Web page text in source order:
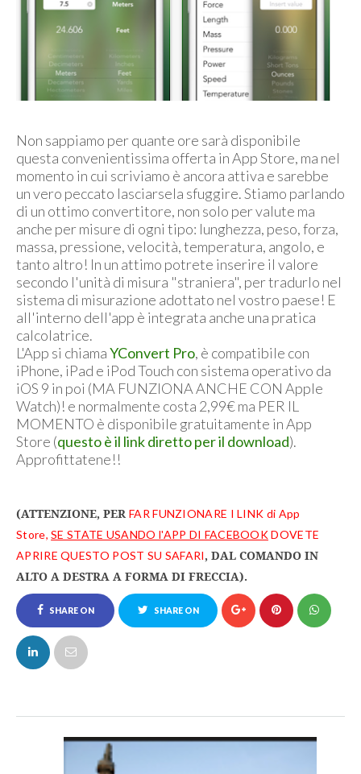
Non sappiamo per quante ore sarà disponibile
questa convenientissima offerta in App Store, ma nel
momento in cui scriviamo è ancora attiva e sarebbe
un vero peccato lasciarsela sfuggire. Stiamo parlando
di un ottimo convertitore, non solo per valute ma
anche per misure di ogni tipo: lunghezza, peso, forza,
massa, pressione, velocità, temperatura, angolo, e
tanto altro! In un attimo potrete inserire il valore
secondo l'unità di misura "straniera", per tradurlo nel
sistema di misurazione adottato nel vostro paese! E
all'interno dell'app è integrata anche una pratica
calcolatrice.
L'App si chiamaYConvert Pro, è compatibile con
iPhone, iPad e iPod Touch con sistema operativo da
iOS 9 in poi (MA FUNZIONA ANCHE CON Apple
Watch)! e normalmente costa 2,99€ ma PER IL
MOMENTO è disponibile gratuitamente in App
Store (questo è il link diretto per il download).
Approfittatene!!
(ATTENZIONE, PER FAR FUNZIONARE I LINK di App
Store,SE STATE USANDO l'APP DI FACEBOOKDOVETE
APRIRE QUESTO POST SU SAFARI, DAL COMANDO IN
ALTO A DESTRA A FORMA DI FRECCIA).
SHARE ON
FACEBOOK
SHARE ON